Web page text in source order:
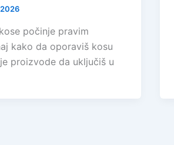
počinje pravim
kako da oporaviš kosu
proizvode da uključiš u